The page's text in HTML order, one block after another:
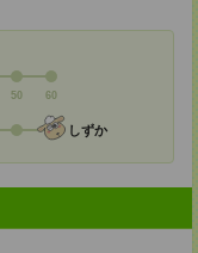
50 60
しずか